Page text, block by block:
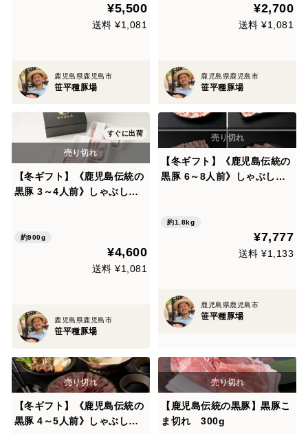
¥5,500
送料 ¥1,081
鹿児島県鹿児島市
笹平種豚場
¥2,700
送料 ¥1,081
鹿児島県鹿児島市
笹平種豚場
すぐに出荷
【冬ギフト】《鹿児島伝統の
黒豚 3～4人前》しゃぶしゃ
応】
約900g
¥4,600
送料 ¥1,081
鹿児島県鹿児島市
笹平種豚場
【冬ギフト】《鹿児島伝統の
黒豚 6～8人前》しゃぶしゃ
応】【ゲン担ぎ福袋】
約1.8kg
¥7,777
送料 ¥1,133
鹿児島県鹿児島市
笹平種豚場
【冬ギフト】《鹿児島伝統の
黒豚 4～5人前》しゃぶしゃ
【鹿児島伝統の黒豚】黒豚こ
ま切れ 300g